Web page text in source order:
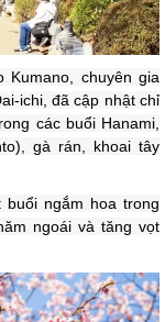
chuyên gia
ichi, đã cập nhật chỉ
các buổi Hanami,
gà rán, khoai tây
ngắm hoa trong
ngoái và tăng vọt